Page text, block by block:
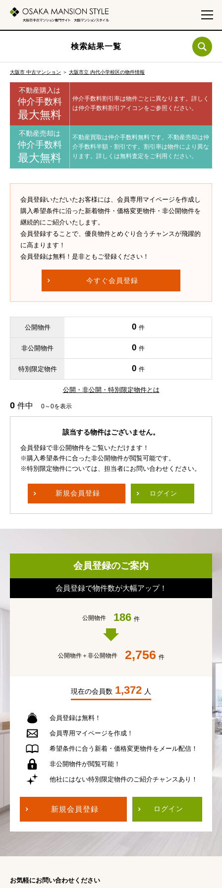
検索結果一覧
大阪市 中古マンション ＞ 大阪市立 内代小学校区の物件情報
不動産購入は
仲介手数料
最大無料
仲介手数料割引率は物件ごとに異なります。 詳しく
は仲介手数料割引アイコンをご参照ください。
不動産売却は
仲介手数料
最大無料
不動産買取は仲介手数料無料です。 不動産売却は仲
介手数料半額・割引です。 割引率は物件により異な
ります。 詳しくは無料査定をご利用ください。
会員登録いただいたお客様には、会員専用マイページを作成し
購入希望条件に沿った新着物件・価格変更物件・非公開物件を
継続的にご紹介いたします。
会員登録することで、優良物件とめぐり合うチャンスが飛躍的
に高まります！
会員登録は無料！是非ともご登録ください！
今すぐ会員登録
公開物件 0 件
非公開物件 0 件
特別限定物件 0 件
公開・非公開・特別限定物件とは
0 件中 0～0を表示
該当する物件はございません。
会員登録で非公開物件をご覧いただけます！
※購入希望条件に合った非公開物件が閲覧可能です。
※特別限定物件については、担当者にお問い合わせください。
新規会員登録 ログイン
会員登録のご案内
会員登録で物件数が大幅アップ！
公開物件 186 件
公開物件＋非公開物件 2,756 件
現在の会員数 1,372 人
会員登録は無料！
会員専用 マイページを作成！
希望条件に合う 新着・価格変更物件を メール配信！
非公開物件が閲覧可能！
他社にはない特別限定物件のご紹介チャンスあり！
新規会員登録 ログイン
お気軽にお問い合わせください